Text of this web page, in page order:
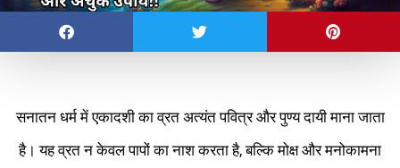
सनातन धर्म में एकादशी का व्रत अत्यंत पवित्र और पुण्य दायी माना जाता
है। यह व्रत न केवल पापों का नाश करता है, बल्कि मोक्ष और मनोकामना